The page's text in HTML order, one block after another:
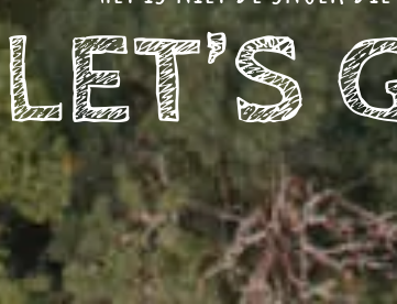
LET’S